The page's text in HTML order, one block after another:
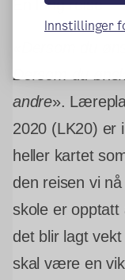
Innstillinger
En lang reise
Dersom du
andre».
2020 (LK20) er
heller kartet
den reisen vi
skole er opptatt
det blir lagt
skal være en